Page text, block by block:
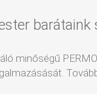
barátaink
minőségű